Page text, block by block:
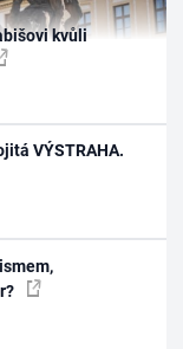
kvůli
VÝSTRAHA.